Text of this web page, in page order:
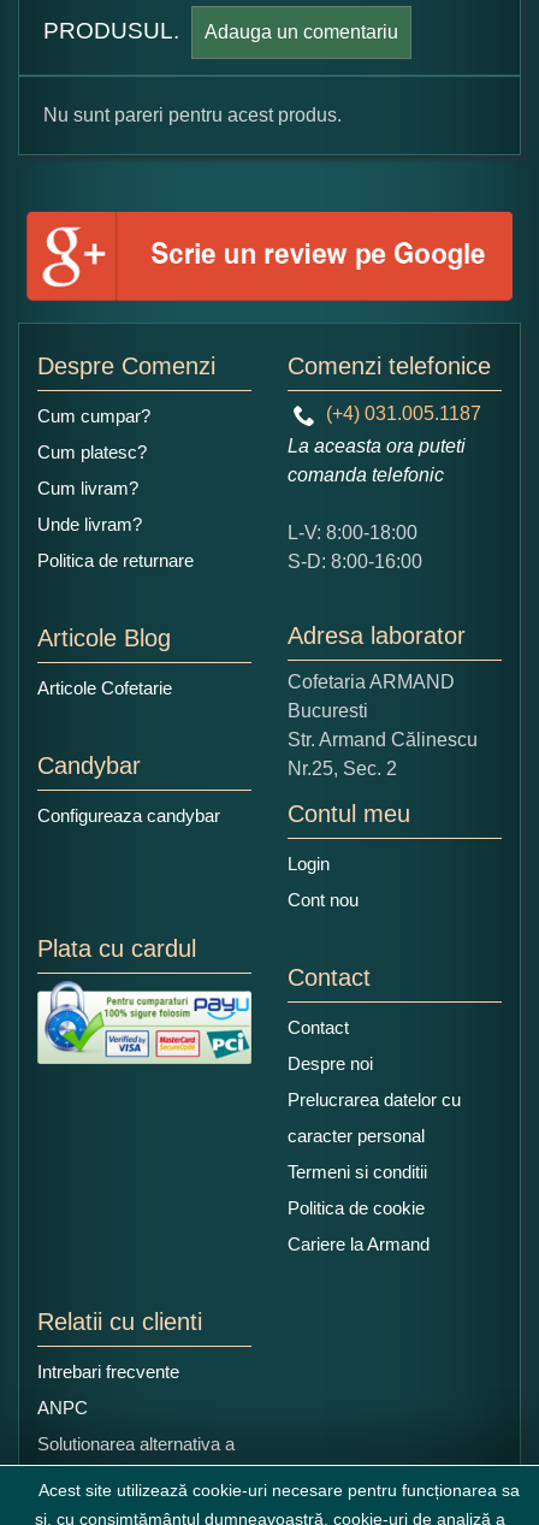
PRODUSUL.
Adauga un comentariu
Formular pareri client
Numele dumneavoastra:
Ce nota acordati acestui produs?
5
Copiati alaturi numarul din imagine:
Nu sunt pareri pentru acest produs.
Despre Comenzi
Cum cumpar?
Cum platesc?
Cum livram?
Unde livram?
Politica de returnare
Articole Blog
Articole Cofetarie
Candybar
Configureaza candybar
Comenzi telefonice
(+4) 031.005.1187
La aceasta ora puteti
comanda telefonic
L-V: 8:00-18:00
S-D: 8:00-16:00
Adresa laborator
Cofetaria ARMAND
Bucuresti
Str. Armand Călinescu
Nr.25, Sec. 2
Contul meu
Login
Cont nou
Plata cu cardul
Contact
Contact
Despre noi
Prelucrarea datelor cu
caracter personal
Termeni si conditii
Politica de cookie
Cariere la Armand
Relatii cu clienti
Intrebari frecvente
ANPC
Solutionarea alternativa a
litigiilor
Acest site utilizează cookie-uri necesare pentru funcționarea sa
și, cu consimțământul dumneavoastră, cookie-uri de analiză a